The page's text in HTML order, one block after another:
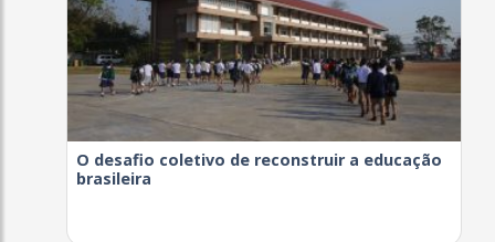
O desafio coletivo de reconstruir a educação
brasileira